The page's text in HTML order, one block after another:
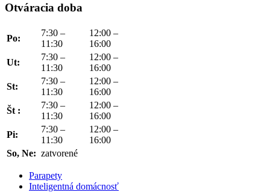
Otváracia doba
Po:
7:30 –
11:30
12:00 –
16:00
Ut:
7:30 –
11:30
12:00 –
16:00
St:
7:30 –
11:30
12:00 –
16:00
Št :
7:30 –
11:30
12:00 –
16:00
Pi:
7:30 –
11:30
12:00 –
16:00
So, Ne: zatvorené
Parapety
Inteligentná domácnosť